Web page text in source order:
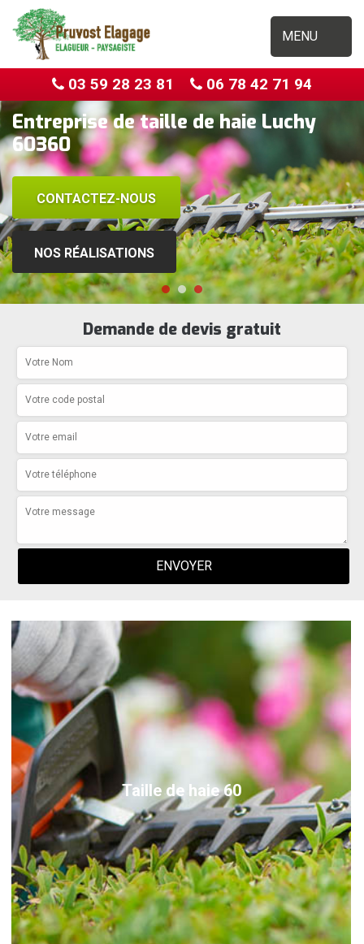
MENU
03 59 28 23 81 06 78 42 71 94
Entreprise de taille de haie Luchy
60360
CONTACTEZ-NOUS
NOS RÉALISATIONS
Demande de devis gratuit
Taille de haie 60